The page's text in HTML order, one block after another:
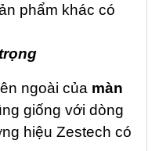
phẩm khác có
ngoài của màn
giống với dòng
hiệu Zestech có